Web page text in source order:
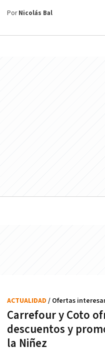
PorNicolás Bal
Carrefour y Coto
descuentos y
la Niñez
ACTUALIDAD / Ofertas